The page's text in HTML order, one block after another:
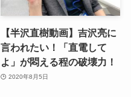
【半沢直樹動画】吉沢亮に
言われたい！「直電して
よ」が悶える程の破壊力！
2020年8月5日